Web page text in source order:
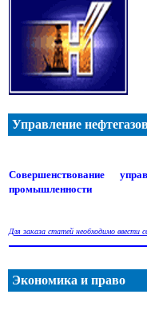
Управление
Совершенствование
промышленности
Для заказа статей необходимо ввести
Экономика и право